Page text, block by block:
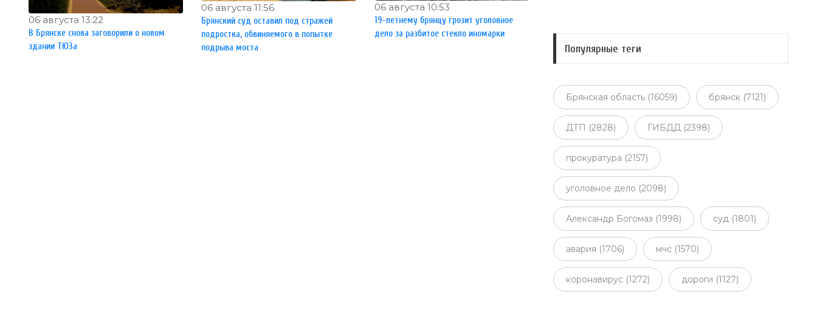
06 августа 13:22
В Брянске снова заговорили о новом
здании ТЮЗа
06 августа 11:56
Брянский суд оставил под стражей
подростка, обвиняемого в попытке
подрыва моста
06 августа 10:53
19-летнему брянцу грозит уголовное
дело за разбитое стекло иномарки
Популярные теги
Брянская область (16059) брянск (7121)
ДТП (2828) ГИБДД (2398)
прокуратура (2157)
уголовное дело (2098)
Александр Богомаз (1998) суд (1801)
авария (1706) мчс (1570)
коронавирус (1272) дороги (1127)